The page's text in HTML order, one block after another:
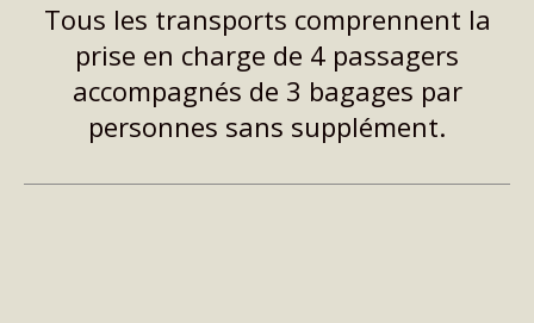
Tous les transports comprennent la
prise en charge de 4 passagers
accompagnés de 3 bagages par
personnes sans supplément.